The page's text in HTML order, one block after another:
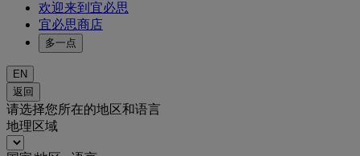
欢迎来到宜必思
宜必思商店
多一点
EN
返回
请选择您所在的地区和语言
地理区域